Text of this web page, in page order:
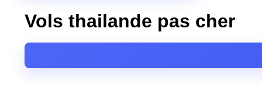
Vols thailande pas cher